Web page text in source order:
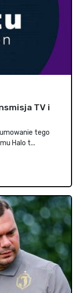
TV i
tego
Halo t...